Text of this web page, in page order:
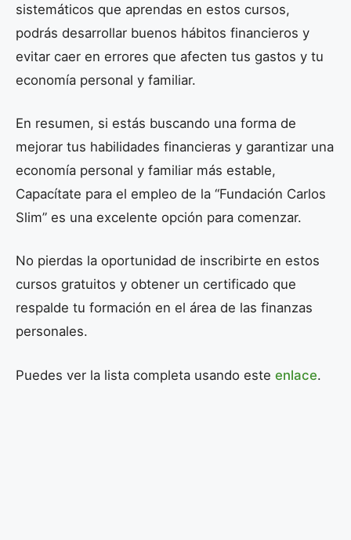
sistemáticos que aprendas en estos cursos,
podrás desarrollar buenos hábitos financieros y
evitar caer en errores que afecten tus gastos y tu
economía personal y familiar.
En resumen, si estás buscando una forma de
mejorar tus habilidades financieras y garantizar una
economía personal y familiar más estable,
Capacítate para el empleo de la “Fundación Carlos
Slim” es una excelente opción para comenzar.
No pierdas la oportunidad de inscribirte en estos
cursos gratuitos y obtener un certificado que
respalde tu formación en el área de las finanzas
personales.
Puedes ver la lista completa usando este enlace.